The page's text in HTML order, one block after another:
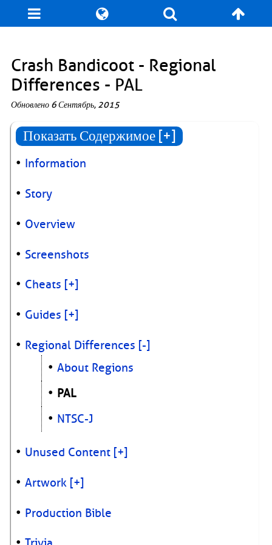
Коллекционирование
Crash Bandicoot - Regional
Differences - PAL
Обновлено 6 Сентябрь, 2015
Показать Содержимое [+]
Information
Story
Overview
Screenshots
Cheats [+]
Guides [+]
Regional Differences [-]
About Regions
PAL
NTSC-J
Unused Content [+]
Artwork [+]
Production Bible